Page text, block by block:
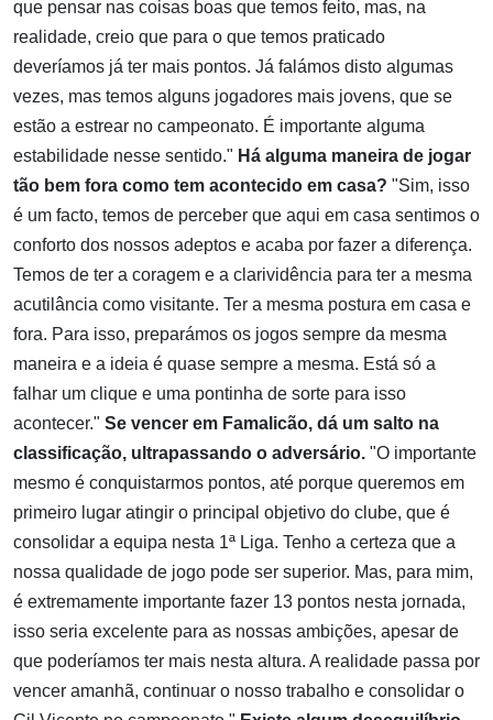
que pensar nas coisas boas que temos feito, mas, na
realidade, creio que para o que temos praticado
deveríamos já ter mais pontos. Já falámos disto algumas
vezes, mas temos alguns jogadores mais jovens, que se
estão a estrear no campeonato. É importante alguma
estabilidade nesse sentido." Há alguma maneira de jogar
tão bem fora como tem acontecido em casa? "Sim, isso
é um facto, temos de perceber que aqui em casa sentimos o
conforto dos nossos adeptos e acaba por fazer a diferença.
Temos de ter a coragem e a clarividência para ter a mesma
acutilância como visitante. Ter a mesma postura em casa e
fora. Para isso, preparámos os jogos sempre da mesma
maneira e a ideia é quase sempre a mesma. Está só a
falhar um clique e uma pontinha de sorte para isso
acontecer." Se vencer em Famalicão, dá um salto na
classificação, ultrapassando o adversário. "O importante
mesmo é conquistarmos pontos, até porque queremos em
primeiro lugar atingir o principal objetivo do clube, que é
consolidar a equipa nesta 1ª Liga. Tenho a certeza que a
nossa qualidade de jogo pode ser superior. Mas, para mim,
é extremamente importante fazer 13 pontos nesta jornada,
isso seria excelente para as nossas ambições, apesar de
que poderíamos ter mais nesta altura. A realidade passa por
vencer amanhã, continuar o nosso trabalho e consolidar o